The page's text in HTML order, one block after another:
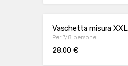
Vaschetta misura XXL
Per 7/8 persone
28.00 €